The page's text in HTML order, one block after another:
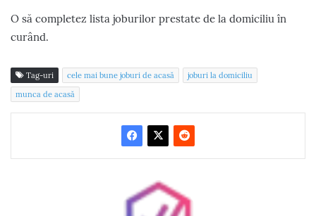
O să completez lista joburilor prestate de la domiciliu în
curând.
Tag-uri cele mai bune joburi de acasă
joburi la domiciliu
munca de acasă